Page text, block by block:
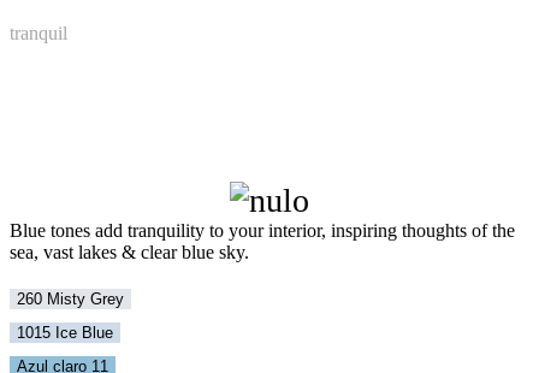
tranquil
Blue tones add tranquility to your interior, inspiring thoughts of the
sea, vast lakes & clear blue sky.
260 Misty Grey
1015 Ice Blue
Azul claro 11